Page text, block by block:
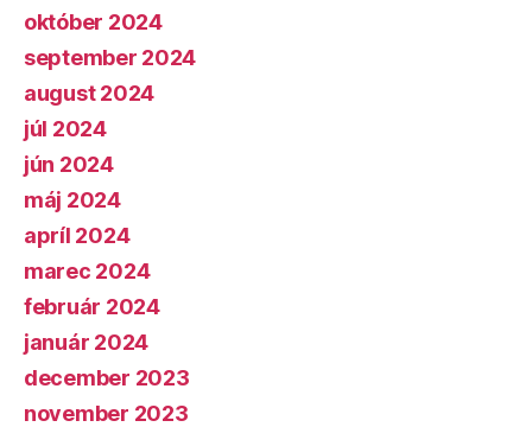
október 2024
september 2024
august 2024
júl 2024
jún 2024
máj 2024
apríl 2024
marec 2024
február 2024
január 2024
december 2023
november 2023